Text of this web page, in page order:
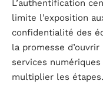
L’authentification
limite l’exposition
confidentialité des
la promesse
services numériques
multiplier les étapes.